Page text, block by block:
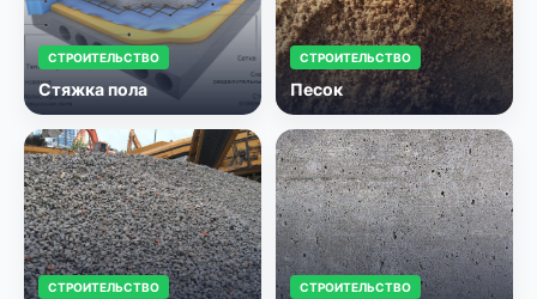
СТРОИТЕЛЬСТВО
Стяжка пола
СТРОИТЕЛЬСТВО
Песок
СТРОИТЕЛЬСТВО СТРОИТЕЛЬСТВО